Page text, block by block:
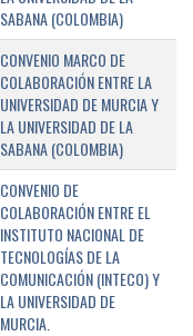
SABANA (COLOMBIA)
CONVENIO MARCO DE
COLABORACIÓN ENTRE LA
UNIVERSIDAD DE MURCIA Y
LA UNIVERSIDAD DE LA
SABANA (COLOMBIA)
CONVENIO DE
COLABORACIÓN ENTRE EL
INSTITUTO NACIONAL DE
TECNOLOGÍAS DE LA
COMUNICACIÓN (INTECO) Y
LA UNIVERSIDAD DE
MURCIA.